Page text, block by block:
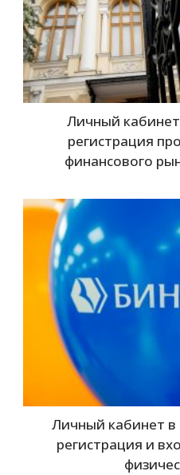
Личный
регистрация
финансового
Личный кабинет в
регистрация и